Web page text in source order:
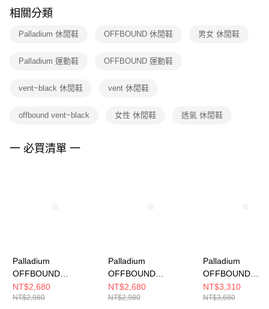
※ 交易是否成功請以「AFTEE先享後付 」之結帳頁面顯示為準，若有關於
是否繳費成功／繳費後需取消欲退款等相關疑問，請聯繫「AFTEE先享後付
客戶支援中心」https://netprotections.freshdesk.com/support/home
１．透過由恩沛科技股份有限公司提供之「AFTEE先享後付」服務完成之交
權轉讓予恩沛科技股份有限公司。
３．未成年的使用者請事先徵得法定代理人或監護人之同意方可使用
４．使用「AFTEE先享後付」時，將依據個別帳號之用戶狀況，依本公司即
相關分類
Palladium 休閒鞋 OFFBOUND 休閒鞋 男女 休閒鞋
Palladium 運動鞋 OFFBOUND 運動鞋
vent~black 休閒鞋 vent 休閒鞋
offbound vent~black 女性 休閒鞋 透氣 休閒鞋
一 必買清單 一
Palladium
OFFBOUND
VENT~NATURAL
GREY 男女 休閒鞋
NT$2,680
NT$2,980
Palladium
OFFBOUND
VENT~STAR WHITE
男女 休閒鞋 74481116
NT$2,680
NT$2,980
Palladium
OFFBOUND
WP+~BLACK 男
閒鞋 74482008
NT$3,310
NT$3,680